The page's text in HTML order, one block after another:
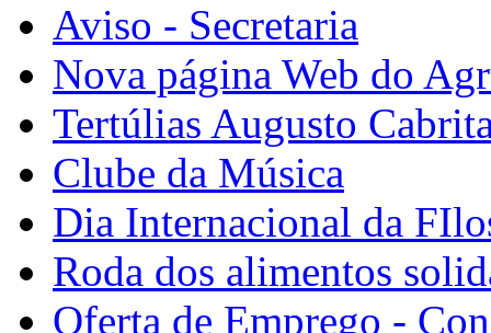
Aviso - Secretaria
Nova página Web do
Tertúlias Augusto
Clube da Música
Dia Internacional da
Roda dos alimentos
Oferta de Emprego -